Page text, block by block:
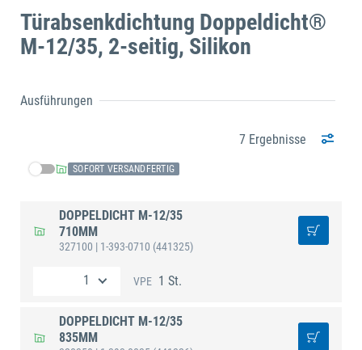
Türabsenkdichtung Doppeldicht®
M-12/35, 2-seitig, Silikon
Ausführungen
7 Ergebnisse
SOFORT VERSANDFERTIG
DOPPELDICHT M-12/35
710MM
327100 | 1-393-0710 (441325)
VPE 1 St.
DOPPELDICHT M-12/35
835MM